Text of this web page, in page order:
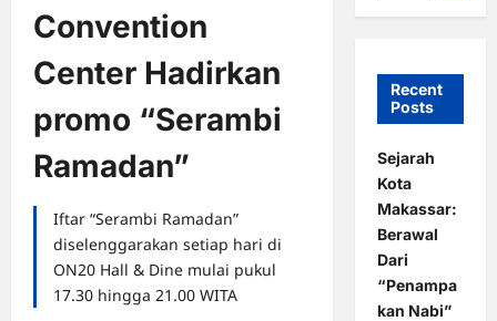
Convention
Center Hadirkan
promo “Serambi
Ramadan”
Iftar “Serambi Ramadan”
diselenggarakan setiap hari di
ON20 Hall & Dine mulai pukul
17.30 hingga 21.00 WITA
Recent
Posts
Sejarah
Kota
Makassar:
Berawal
Dari
“Penampa
kan Nabi”